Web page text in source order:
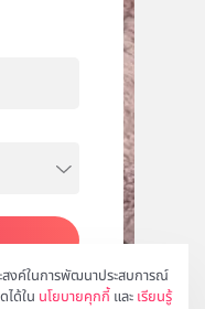
งค์ในการพัฒนาประสบการณ์
ได้ใน นโยบายคุกกี้ และ เรียนรู้